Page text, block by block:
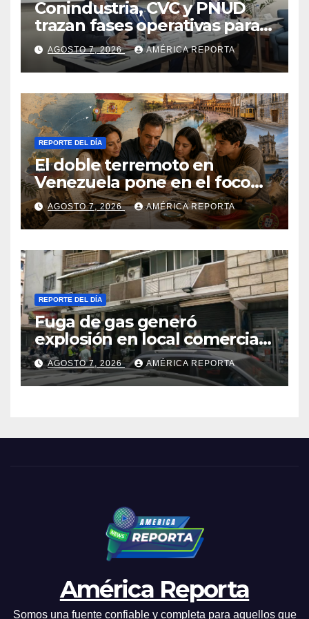
Conindustria, CVC y PNUD
trazan fases operativas para
reconstruir a Venezuela
AGOSTO 7, 2026 AMÉRICA REPORTA
REPORTE DEL DÍA
El doble terremoto en
Venezuela pone en el foco
las alternativas legales para
solicitar la nacionalidad por
parte de personas con
vínculos familiares en España
y Portugal
AGOSTO 7, 2026 AMÉRICA REPORTA
REPORTE DEL DÍA
Fuga de gas generó
explosión en local comercial
de Chacao
AGOSTO 7, 2026 AMÉRICA REPORTA
América Reporta
Somos una fuente confiable y completa para aquellos que